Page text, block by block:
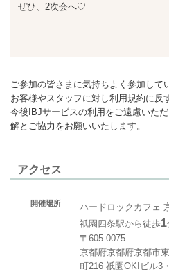
ぜひ、2次会へ♡
ご参加の皆さまに気持ちよく参加して
お客様やスタッフに対し利用規約に反
今後IBJサービスの利用をご遠慮いた
解とご協力をお願いいたします。
アクセス
開催場所
ハードロックカフェ
祇園四条駅から徒歩1
〒605-0075
京都府京都府京都市
町216 祇園OKIビル3